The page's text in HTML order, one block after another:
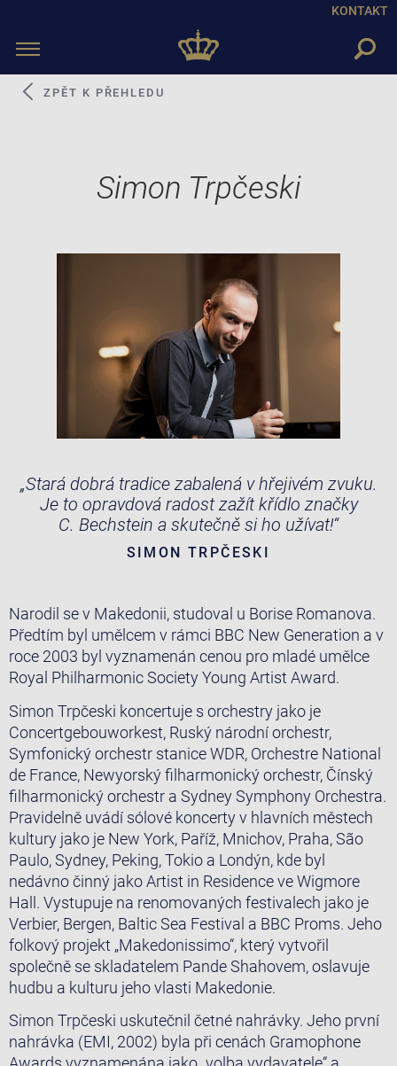
KONTAKT
Toggle
Simon Trpčeski
ZPĚT K PŘEHLEDU
„Stará dobrá tradice zabalená v hřejivém zvuku.
Je to opravdová radost zažít křídlo značky
C. Bechstein a skutečně si ho užívat!“
SIMON TRPČESKI
Narodil se v Makedonii, studoval u Borise Romanova.
Předtím byl umělcem v rámci BBC New Generation a v
roce 2003 byl vyznamenán cenou pro mladé umělce
Royal Philharmonic Society Young Artist Award.
Simon Trpčeski koncertuje s orchestry jako je
Concertgebouworkest, Ruský národní orchestr,
Symfonický orchestr stanice WDR, Orchestre National
de France, Newyorský filharmonický orchestr, Čínský
filharmonický orchestr a Sydney Symphony Orchestra.
Pravidelně uvádí sólové koncerty v hlavních městech
kultury jako je New York, Paříž, Mnichov, Praha, São
Paulo, Sydney, Peking, Tokio a Londýn, kde byl
nedávno činný jako Artist in Residence ve Wigmore
Hall. Vystupuje na renomovaných festivalech jako je
Verbier, Bergen, Baltic Sea Festival a BBC Proms. Jeho
folkový projekt „Makedonissimo“, který vytvořil
společně se skladatelem Pande Shahovem, oslavuje
hudbu a kulturu jeho vlasti Makedonie.
Simon Trpčeski uskutečnil četné nahrávky. Jeho první
nahrávka (EMI, 2002) byla při cenách Gramophone